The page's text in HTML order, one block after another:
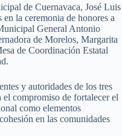
de Cuernavaca, José Luis
la ceremonia de honores a
General Antonio
de Morelos, Margarita
de Coordinación Estatal
y autoridades de los tres
el compromiso de fortalecer el
como elementos
en las comunidades